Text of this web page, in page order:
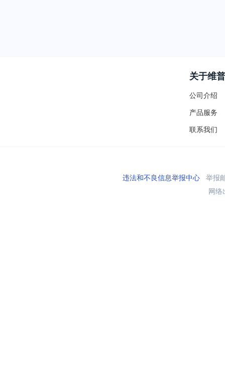
关于维普
公司介绍
产品服务
联系我们
违法和不良信息举报中心举报
网